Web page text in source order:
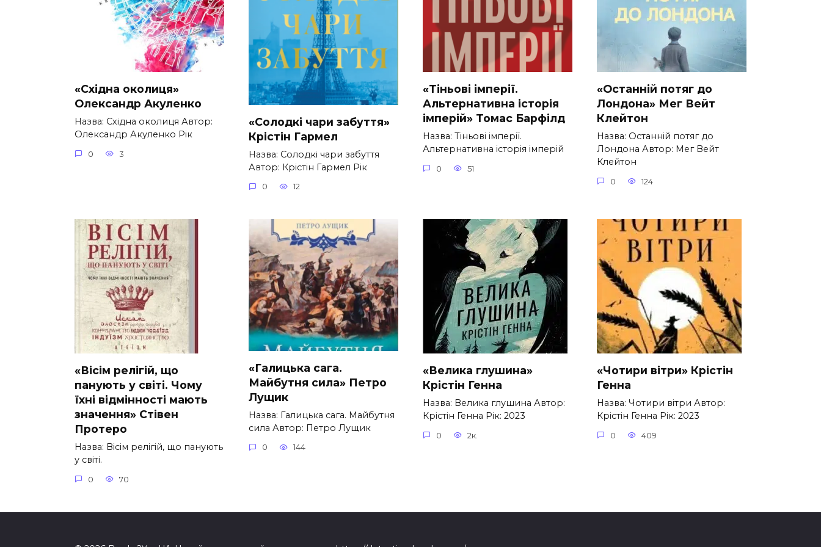
«Східна околиця»
Олександр Акуленко
Назва: Східна околиця Автор:
Олександр Акуленко Рік
0 3
«Солодкі чари забуття»
Крістін Гармел
Назва: Солодкі чари забуття
Автор: Крістін Гармел Рік
0 12
«Тіньові імперії.
Альтернативна історія
імперій» Томас Барфілд
Назва: Тіньові імперії.
Альтернативна історія імперій
0 51
«Останній потяг до
Лондона» Мег Вейт
Клейтон
Назва: Останній потяг до
Лондона Автор: Мег Вейт
Клейтон
0 124
«Вісім релігій, що
панують у світі. Чому
їхні відмінності мають
значення» Стівен
Протеро
Назва: Вісім релігій, що панують
у світі.
0 70
«Галицька сага.
Майбутня сила» Петро
Лущик
Назва: Галицька сага. Майбутня
сила Автор: Петро Лущик
0 144
«Велика глушина»
Крістін Генна
Назва: Велика глушина Автор:
Крістін Генна Рік: 2023
0 2к.
«Чотири вітри» Крістін
Генна
Назва: Чотири вітри Автор:
Крістін Генна Рік: 2023
0 409